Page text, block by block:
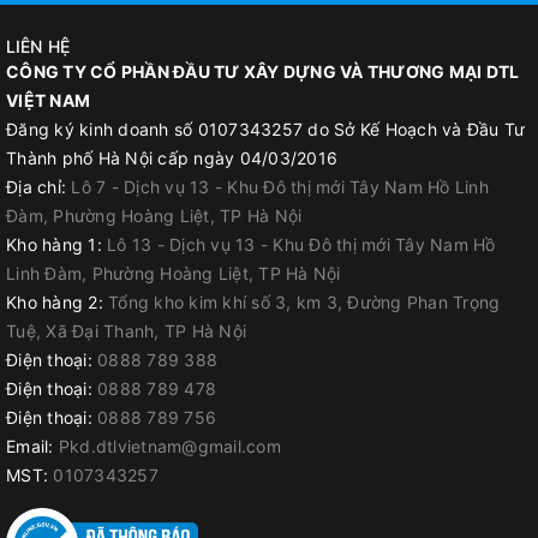
LIÊN HỆ
CÔNG TY CỔ PHẦN ĐẦU TƯ XÂY DỰNG VÀ THƯƠNG MẠI DTL
VIỆT NAM
Đăng ký kinh doanh số 0107343257 do Sở Kế Hoạch và Đầu Tư
Thành phố Hà Nội cấp ngày 04/03/2016
Địa chỉ: Lô 7 - Dịch vụ 13 - Khu Đô thị mới Tây Nam Hồ Linh
Đàm, Phường Hoàng Liệt, TP Hà Nội
Kho hàng 1: Lô 13 - Dịch vụ 13 - Khu Đô thị mới Tây Nam Hồ
Linh Đàm, Phường Hoàng Liệt, TP Hà Nội
Kho hàng 2: Tổng kho kim khí số 3, km 3, Đường Phan Trọng
Tuệ, Xã Đại Thanh, TP Hà Nội
Điện thoại: 0888 789 388
Điện thoại: 0888 789 478
Điện thoại: 0888 789 756
Email: Pkd.dtlvietnam@gmail.com
MST: 0107343257